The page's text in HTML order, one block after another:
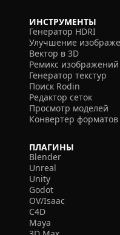
ИНСТРУМЕНТЫ
Генератор HDRI
Улучшение
Вектор в 3D
Ремикс изображений
Генератор текстур
Поиск Rodin
Редактор сеток
Просмотр моделей
Конвертер форматов
ПЛАГИНЫ
Blender
Unreal
Unity
Godot
OV/Isaac
C4D
Maya